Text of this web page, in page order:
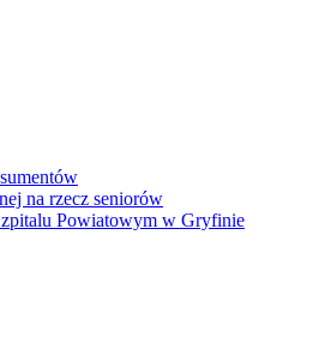
na rzecz seniorów
Powiatowym w Gryfinie